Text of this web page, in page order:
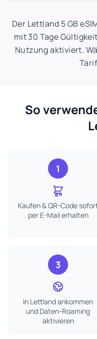
Der Lettland 5 GB
mit 30 Tage
Nutzung aktiviert.
So
1
Kaufen & QR-Code
per E-Mail erhalten
3
In Lettland ankommen
und Daten-Roaming
aktivieren